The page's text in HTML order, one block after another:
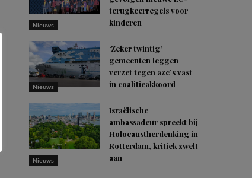
Nieuws
terugkeerregels voor
kinderen
Nieuws
‘Zeker twintig’
gemeenten leggen
verzet tegen azc’s vast
in coalitieakkoord
Nieuws
Israëlische
ambassadeur spreekt bij
Holocaustherdenking in
Rotterdam, kritiek zwelt
aan